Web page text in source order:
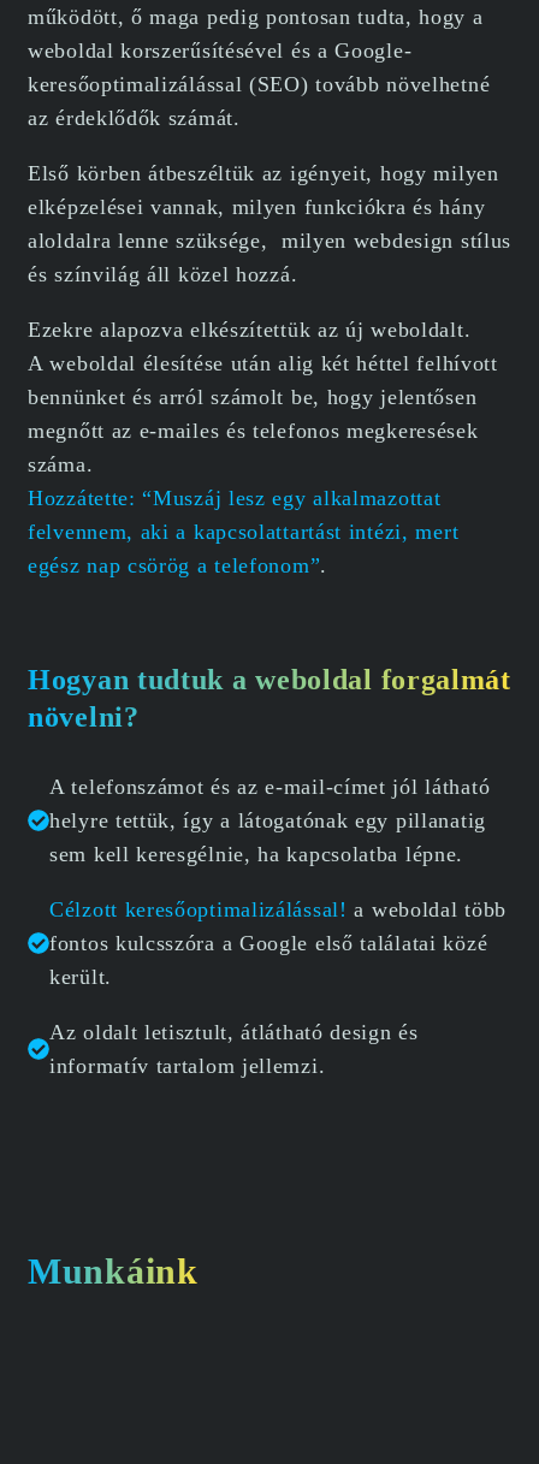
működött, ő maga pedig pontosan tudta, hogy a
weboldal korszerűsítésével és a Google-
keresőoptimalizálással (SEO) tovább növelhetné
az érdeklődők számát.
Első körben átbeszéltük az igényeit, hogy milyen
elképzelései vannak, milyen funkciókra és hány
aloldalra lenne szüksége, milyen webdesign stílus
és színvilág áll közel hozzá.
Ezekre alapozva elkészítettük az új weboldalt.
A weboldal élesítése után alig két héttel felhívott
bennünket és arról számolt be, hogy jelentősen
megnőtt az e-mailes és telefonos megkeresések
száma.
Hozzátette: “Muszáj lesz egy alkalmazottat
felvennem, aki a kapcsolattartást intézi, mert
egész nap csörög a telefonom”.
Hogyan tudtuk a weboldal forgalmát
növelni?
A telefonszámot és az e-mail-címet jól látható
helyre tettük, így a látogatónak egy pillanatig
sem kell keresgélnie, ha kapcsolatba lépne.
Célzott keresőoptimalizálással! a weboldal több
fontos kulcsszóra a Google első találatai közé
került.
Az oldalt letisztult, átlátható design és
informatív tartalom jellemzi.
Munkáink